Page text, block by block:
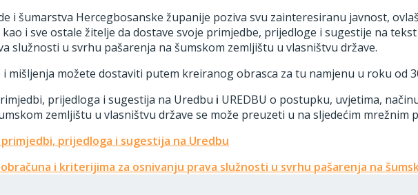
i šumarstva Hercegbosanske županije poziva svu zainteresiranu javnost,
i sve ostale žitelje da dostave svoje primjedbe, prijedloge i sugestije na
služnosti u svrhu pašarenja na šumskom zemljištu u vlasništvu države.
mišljenja možete dostaviti putem kreiranog obrasca za tu namjenu u roku od
prijedloga i sugestija na Uredbu i UREDBU o postupku, uvjetima,
zemljištu u vlasništvu države se može preuzeti u na sljedećim mrežnim
prijedloga i sugestija na Uredbu
i kriterijima za osnivanju prava služnosti u svrhu pašarenja na